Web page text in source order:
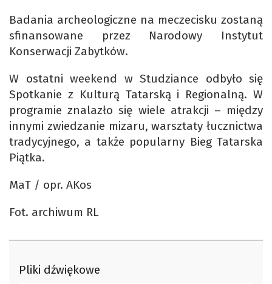
Badania archeologiczne na meczecisku zostaną
sfinansowane przez Narodowy Instytut
Konserwacji Zabytków.
W ostatni weekend w Studziance odbyło się
Spotkanie z Kulturą Tatarską i Regionalną. W
programie znalazło się wiele atrakcji – między
innymi zwiedzanie mizaru, warsztaty łucznictwa
tradycyjnego, a także popularny Bieg Tatarska
Piątka.
MaT / opr. AKos
Fot. archiwum RL
Pliki dźwiękowe